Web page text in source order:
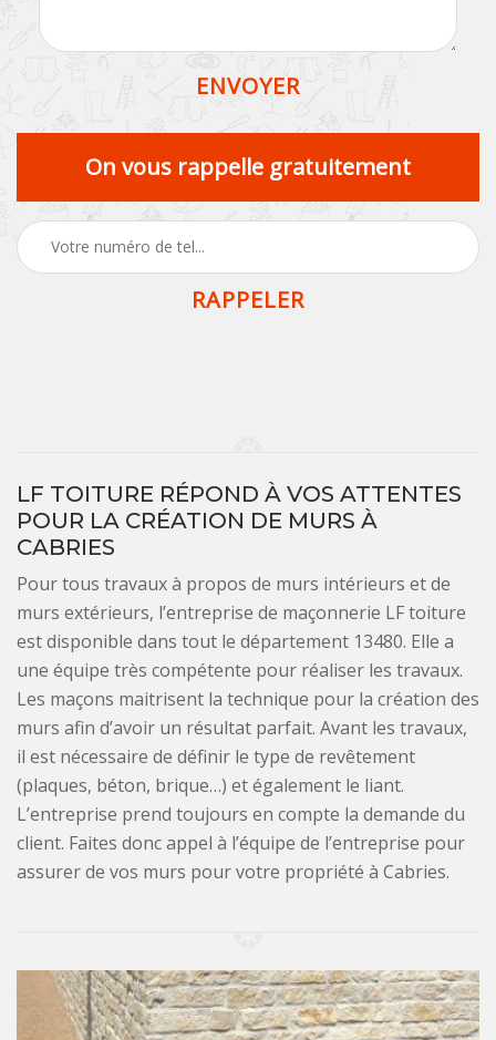
On vous rappelle gratuitement
LF TOITURE RÉPOND À VOS ATTENTES
POUR LA CRÉATION DE MURS À
CABRIES
Pour tous travaux à propos de murs intérieurs et de
murs extérieurs, l’entreprise de maçonnerie LF toiture
est disponible dans tout le département 13480. Elle a
une équipe très compétente pour réaliser les travaux.
Les maçons maitrisent la technique pour la création des
murs afin d’avoir un résultat parfait. Avant les travaux,
il est nécessaire de définir le type de revêtement
(plaques, béton, brique…) et également le liant.
L’entreprise prend toujours en compte la demande du
client. Faites donc appel à l’équipe de l’entreprise pour
assurer de vos murs pour votre propriété à Cabries.